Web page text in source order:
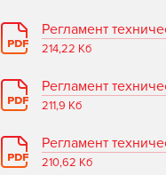
Регламент
214,22 Кб
Регламент
211,9 Кб
Регламент
210,62 Кб